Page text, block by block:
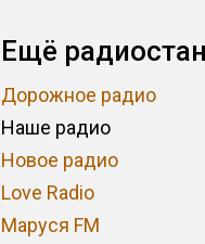
Ещё
Дорожное радио
Наше радио
Новое радио
Love Radio
Маруся FM